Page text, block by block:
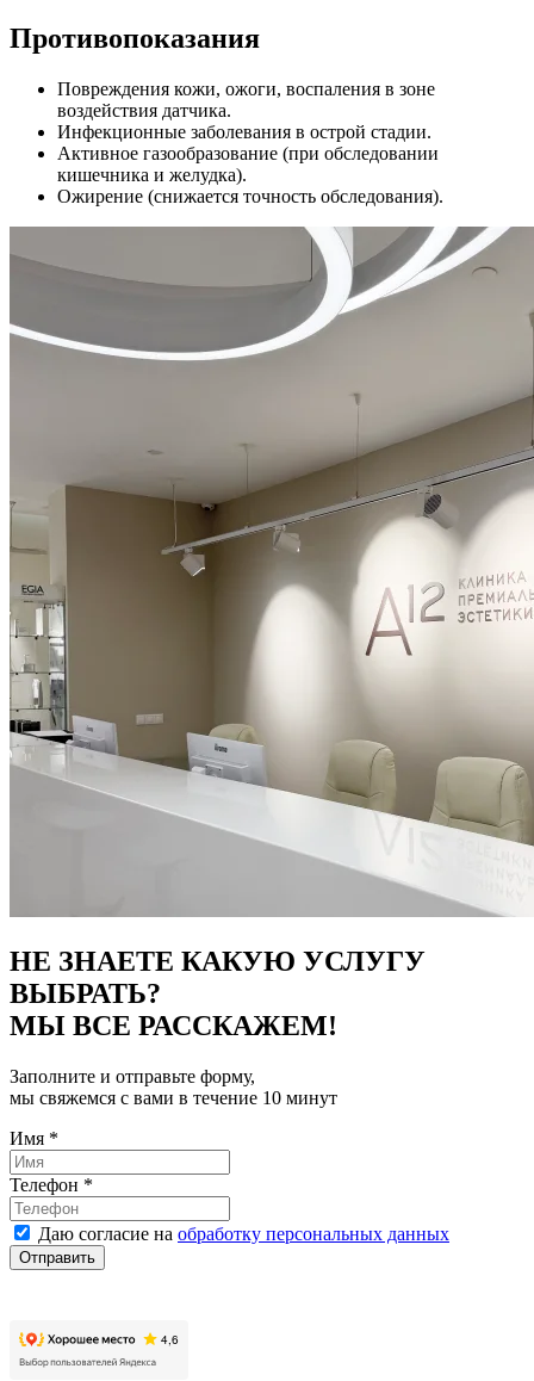
Противопоказания
Повреждения кожи, ожоги, воспаления в зоне
воздействия датчика.
Инфекционные заболевания в острой стадии.
Активное газообразование (при обследовании
кишечника и желудка).
Ожирение (снижается точность обследования).
НЕ ЗНАЕТЕ КАКУЮ УСЛУГУ
ВЫБРАТЬ?
МЫ ВСЕ РАССКАЖЕМ!
Заполните и отправьте форму,
мы свяжемся с вами в течение 10 минут
Имя *
Телефон *
Даю согласие на обработку персональных данных
Отправить